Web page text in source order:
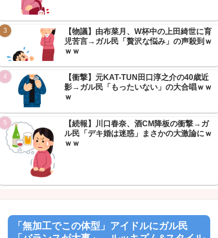
Powered by livedoor 相互RSS
【物議】由布菜月、W杯中の上田綺世に育
児苦言→ガル民「贅沢な悩み」の声殺到ｗ
ｗｗ
【衝撃】元KAT-TUN田口淳之介の40歳近
影→ガル民「もったいない」の大合唱ｗｗ
ｗ
【続報】川口春奈、酒CM降板の衝撃→ガ
ル民「デキ婚は迷惑」まさかの大激論にｗ
ｗｗ
「無加工でこの体型」アイドルにガル民